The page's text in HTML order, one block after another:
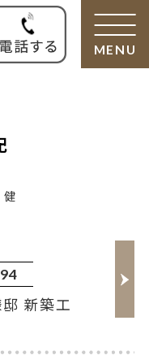
MENU
健
邸 新築工